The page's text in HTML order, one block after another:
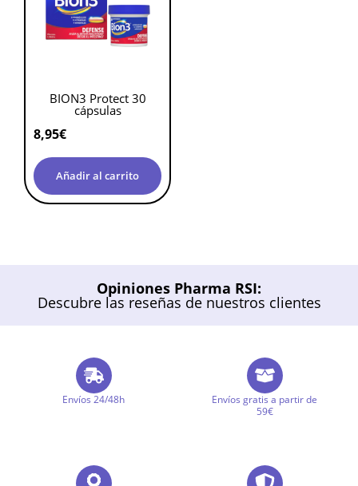
BION3 Protect 30
cápsulas
8,95€
Añadir al carrito
Opiniones Pharma RSI:
Descubre las reseñas de nuestros clientes
Envíos 24/48h
Envíos gratis a partir de
59€